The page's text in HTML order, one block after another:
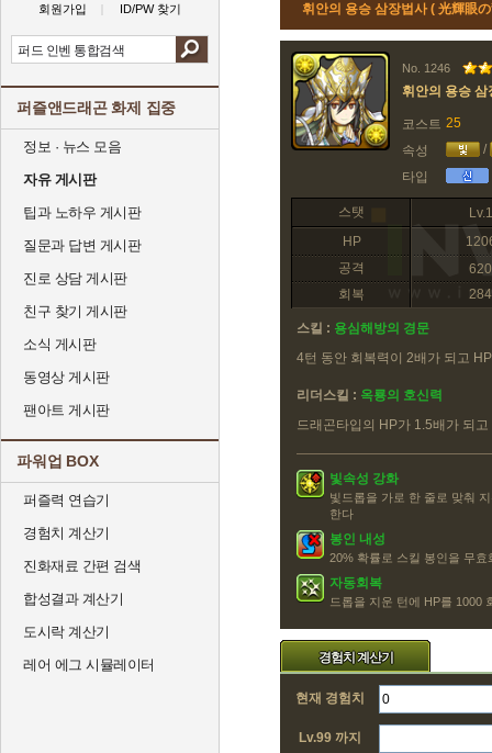
회원가입 ID/PW 찾기
퍼즐앤드래곤 화제 집중
정보 · 뉴스 모음
자유 게시판
팁과 노하우 게시판
질문과 답변 게시판
진로 상담 게시판
친구 찾기 게시판
소식 게시판
동영상 게시판
팬아트 게시판
파워업 BOX
퍼즐력 연습기
경험치 계산기
진화재료 간편 검색
합성결과 계산기
도시락 계산기
레어 에그 시뮬레이터
휘안의 용승 삼장법사 ( 光輝眼
No. 1246
휘안의 용승 삼
코스트 25
속성
/
타입
스탯
Lv.1
HP
공격
620
회복
284
스킬 : 용심해방의 경문
4턴 동안 회복력이 2배가 되고
리더스킬 : 옥룡의 호신력
드래곤타입의 HP가 1.5배가 되
빛속성 강화
빛드롭을 가로 한 줄로 맞춰
한다
봉인 내성
20% 확률로 스킬 봉인을 무효
자동회복
드롭을 지운 턴에 HP를 1000
경험치 계산기
현재 경험치
Lv.99 까지